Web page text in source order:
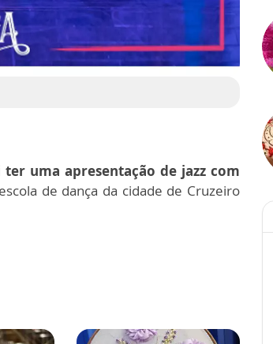
uma apresentação de jazz com
de dança da cidade de Cruzeiro